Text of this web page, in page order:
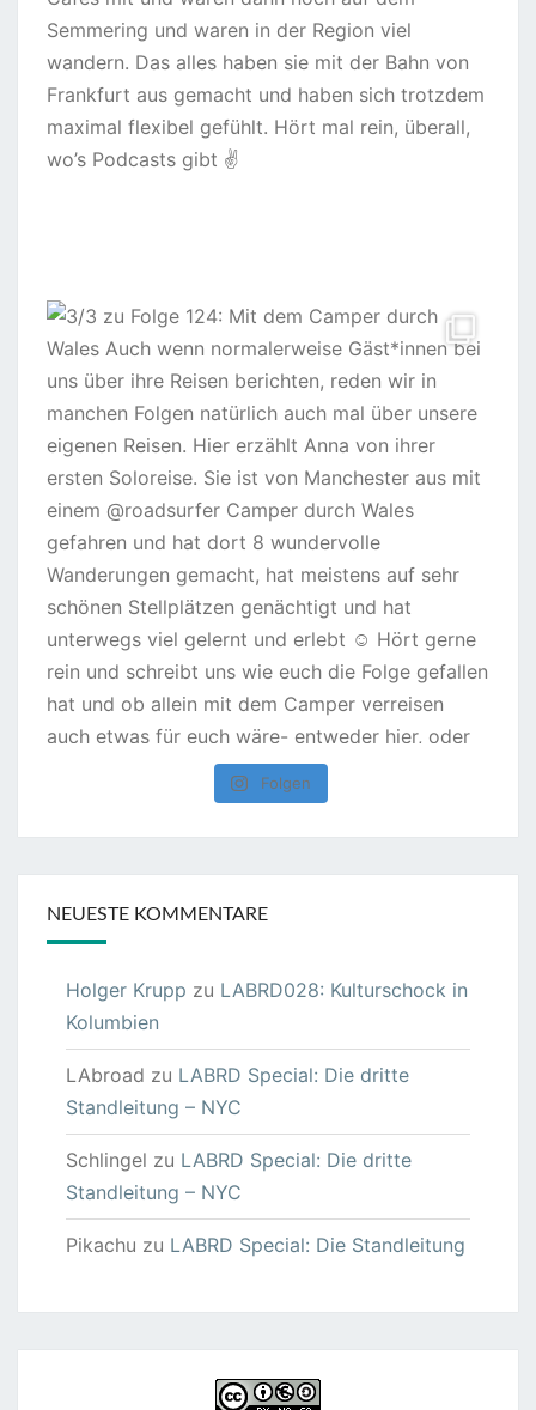
Folgen
NEUESTE KOMMENTARE
Holger Krupp zu LABRD028: Kulturschock in
Kolumbien
LAbroad zu LABRD Special: Die dritte
Standleitung – NYC
Schlingel zu LABRD Special: Die dritte
Standleitung – NYC
Pikachu zu LABRD Special: Die Standleitung